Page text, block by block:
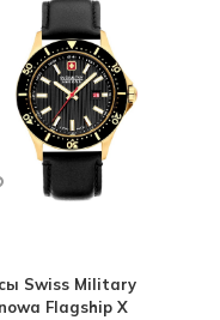
Swiss Military
Flagship X